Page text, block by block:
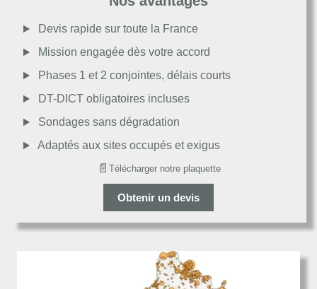
Moyen
Passable
Décevant
Devis rapide sur toute la France
Mission engagée dès votre accord
Phases 1 et 2 conjointes, délais courts
DT-DICT obligatoires incluses
Sondages sans dégradation
Adaptés aux sites occupés et exigus
📄 Télécharger notre plaquette
Obtenir un devis